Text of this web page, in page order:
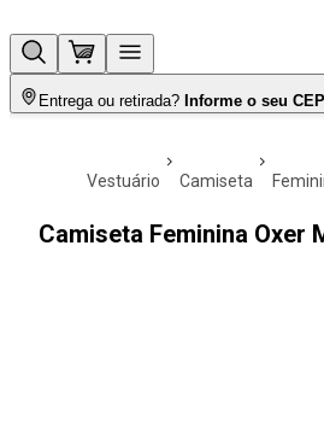
Entrega ou retirada? Informe o seu CEP
vestuário camiseta
Camiseta Feminina Oxer